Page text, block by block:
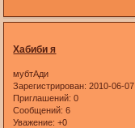
Хабиби я
мубтАди
Зарегистрирован: 2010-06-07
Приглашений: 0
Сообщений: 6
Уважение: +0